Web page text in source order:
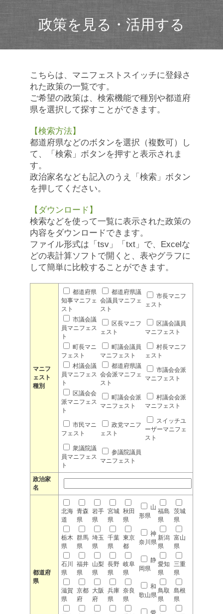
政策を見る・活用する
こちらは、マニフェストスイッチに登録さ
れた政策の一覧です。
ご希望の政策は、検索機能で種別や都道府
県を選択して探すことができます。
【検索方法】
都道府県などのボタンを選択（複数可）し
て、「検索」ボタンを押すと表示されま
す。
政治家名なども記入のうえ「検索」ボタン
を押してください。
【ダウンロード】
検索などを使って一覧に表示された政策の
内容をダウンロードできます。
ファイル形式は「tsv」「txt」で、Excelな
どの表計算ソフトで開くと、表やグラフに
して簡単に比較することができます。
マニフ
ェスト
種別
都道府県
知事マニフェ
スト
都道府県議
会議員マニフェ
スト
市長マニフ
ェスト
市議会議
員マニフェス
ト
区長マニフ
ェスト
区議会議員
マニフェスト
町長マニ
フェスト
町議会議員
マニフェスト
村長マニフ
ェスト
村議会議
員マニフェス
ト
都道府県議
会会派マニフェ
スト
市議会会派
マニフェスト
区議会会
派マニフェス
ト
町議会会派
マニフェスト
村議会会派
マニフェスト
市民マニ
フェスト
政党マニフ
ェスト
スイッチユ
ーザーマニフェ
スト
衆議院議
員マニフェス
ト
参議院議員
マニフェスト
政治家
名
都道府
県
北海
道
青森
県
岩手
県
宮城
県
秋田
県
山
形県
福島
県
茨城
県
栃木
県
群馬
県
埼玉
県
千葉
県
東京
都
神
奈川県
新潟
県
富山
県
石川
県
福井
県
山梨
県
長野
県
岐阜
県
静
岡県
愛知
県
三重
県
滋賀
県
京都
府
大阪
府
兵庫
県
奈良
県
和
歌山県
鳥取
県
島根
県